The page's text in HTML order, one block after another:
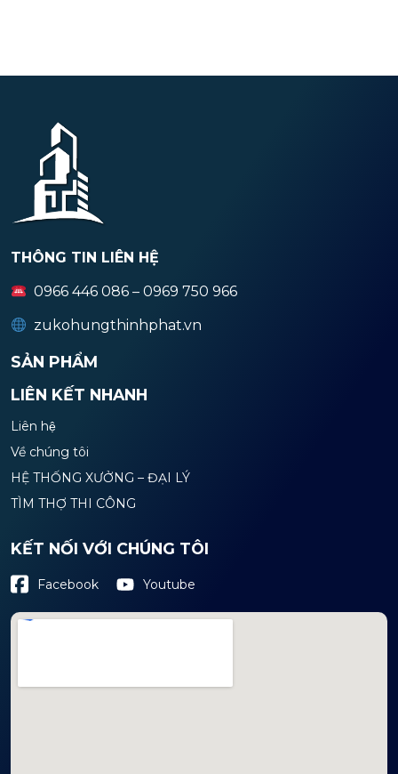
THÔNG TIN LIÊN HỆ
0966 446 086 – 0969 750 966
zukohungthinhphat.vn
SẢN PHẨM
LIÊN KẾT NHANH
Liên hệ
Về chúng tôi
HỆ THỐNG XƯỞNG – ĐẠI LÝ
TÌM THỢ THI CÔNG
KẾT NỐI VỚI CHÚNG TÔI
Facebook Youtube